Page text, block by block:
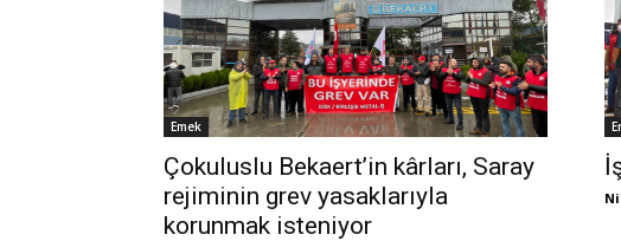
Emek
Çokuluslu Bekaert’in kârları, Saray
rejiminin grev yasaklarıyla
korunmak isteniyor